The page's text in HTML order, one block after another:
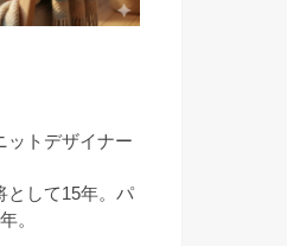
トデザイナー
として15年。パ
。